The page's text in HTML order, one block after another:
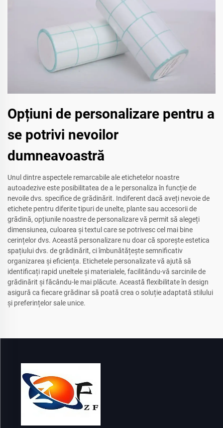
Opțiuni de personalizare pentru a
se potrivi nevoilor
dumneavoastră
Unul dintre aspectele remarcabile ale etichetelor noastre
autoadezive este posibilitatea de a le personaliza în funcție de
nevoile dvs. specifice de grădinărit. Indiferent dacă aveți nevoie de
etichete pentru diferite tipuri de unelte, plante sau accesorii de
grădină, opțiunile noastre de personalizare vă permit să alegeți
dimensiunea, culoarea și textul care se potrivesc cel mai bine
cerințelor dvs. Această personalizare nu doar că sporește estetica
spațiului dvs. de grădinărit, ci îmbunătățește semnificativ
organizarea și eficiența. Etichetele personalizate vă ajută să
identificați rapid uneltele și materialele, facilitându-vă sarcinile de
grădinărit și făcându-le mai plăcute. Această flexibilitate în design
asigură ca fiecare grădinar să poată crea o soluție adaptată stilului
și preferințelor sale unice.